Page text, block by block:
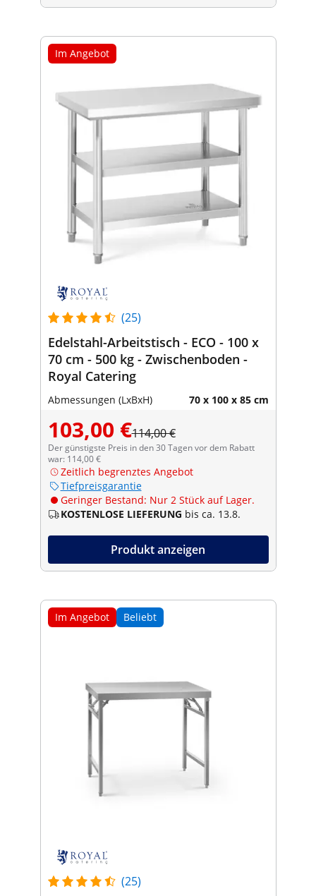
Im Angebot
(25)
Edelstahl-Arbeitstisch - ECO - 100 x
70 cm - 500 kg - Zwischenboden -
Royal Catering
Abmessungen (LxBxH) 70 x 100 x 85 cm
103,00 €114,00 €
Der günstigste Preis in den 30 Tagen vor dem Rabatt
war: 114,00 €
Zeitlich begrenztes Angebot
Tiefpreisgarantie
Geringer Bestand: Nur 2 Stück auf Lager.
KOSTENLOSE LIEFERUNG bis ca. 13.8.
Produkt anzeigen
Im Angebot Beliebt
(25)